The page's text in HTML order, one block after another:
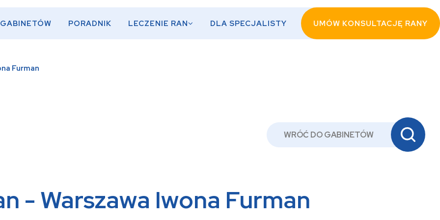
PORADNIK LECZENIE RAN DLA SPECJALISTY UMÓW KONSULTACJĘ RANY
Furman
WRÓĆ DO GABINETÓW
- Warszawa Iwona Furman